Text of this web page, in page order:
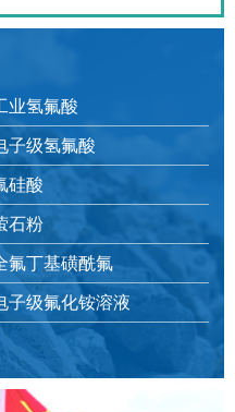
业氢氟酸
子级氢氟酸
硅酸
石粉
氟丁基磺酰氟
子级氟化铵溶液